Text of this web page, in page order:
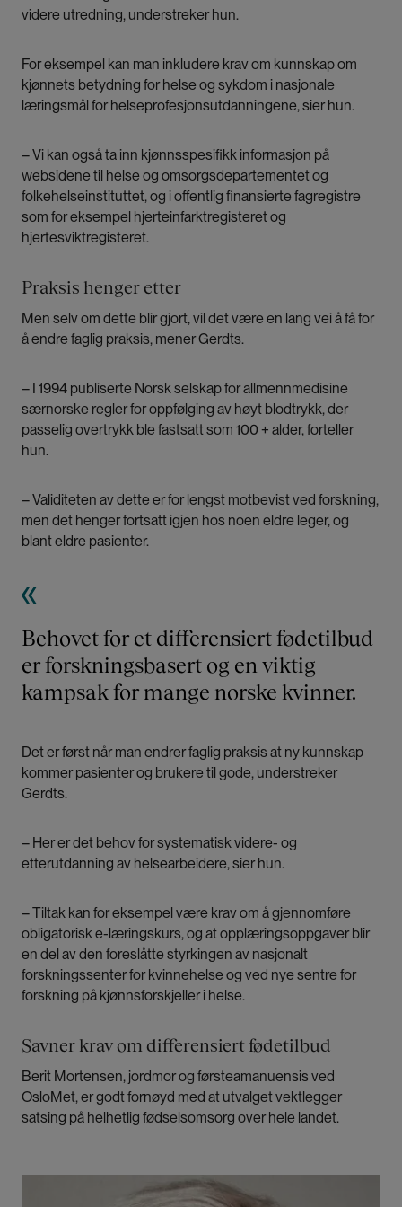
videre utredning, understreker hun.
For eksempel kan man inkludere krav om kunnskap om
kjønnets betydning for helse og sykdom i nasjonale
læringsmål for helseprofesjonsutdanningene, sier hun.
– Vi kan også ta inn kjønnsspesifikk informasjon på
websidene til helse og omsorgsdepartementet og
folkehelseinstituttet, og i offentlig finansierte fagregistre
som for eksempel hjerteinfarktregisteret og
hjertesviktregisteret.
Praksis henger etter
Men selv om dette blir gjort, vil det være en lang vei å få for
å endre faglig praksis, mener Gerdts.
– I 1994 publiserte Norsk selskap for allmennmedisine
særnorske regler for oppfølging av høyt blodtrykk, der
passelig overtrykk ble fastsatt som 100 + alder, forteller
hun.
– Validiteten av dette er for lengst motbevist ved forskning,
men det henger fortsatt igjen hos noen eldre leger, og
blant eldre pasienter.
Behovet for et differensiert fødetilbud
er forskningsbasert og en viktig
kampsak for mange norske kvinner.
Det er først når man endrer faglig praksis at ny kunnskap
kommer pasienter og brukere til gode, understreker
Gerdts.
– Her er det behov for systematisk videre- og
etterutdanning av helsearbeidere, sier hun.
– Tiltak kan for eksempel være krav om å gjennomføre
obligatorisk e-læringskurs, og at opplæringsoppgaver blir
en del av den foreslåtte styrkingen av nasjonalt
forskningssenter for kvinnehelse og ved nye sentre for
forskning på kjønnsforskjeller i helse.
Savner krav om differensiert fødetilbud
Berit Mortensen, jordmor og førsteamanuensis ved
OsloMet, er godt fornøyd med at utvalget vektlegger
satsing på helhetlig fødselsomsorg over hele landet.